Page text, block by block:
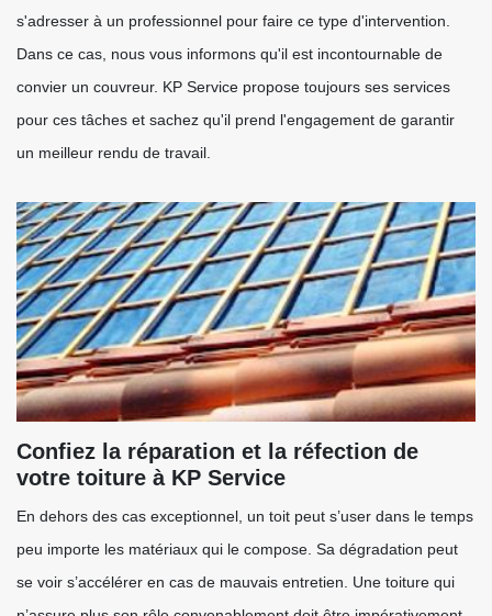
s'adresser à un professionnel pour faire ce type d'intervention.
Dans ce cas, nous vous informons qu'il est incontournable de
convier un couvreur. KP Service propose toujours ses services
pour ces tâches et sachez qu'il prend l'engagement de garantir
un meilleur rendu de travail.
Confiez la réparation et la réfection de
votre toiture à KP Service
En dehors des cas exceptionnel, un toit peut s’user dans le temps
peu importe les matériaux qui le compose. Sa dégradation peut
se voir s’accélérer en cas de mauvais entretien. Une toiture qui